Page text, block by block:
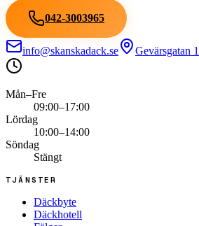
042-3003965
info@skanskadack.se Gevärsgatan
Mån–Fre
09:00–17:00
Lördag
10:00–14:00
Söndag
Stängt
TJÄNSTER
Däckbyte
Däckhotell